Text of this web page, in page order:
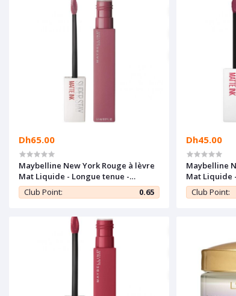
Dh65.00
Maybelline New York Rouge à lèvre
Mat Liquide - Longue tenue -
Superstay Matte Ink PINKS - 15
LOVER - 5 ml
Club Point: 0.65
Dh45.00
Maybelline
Mat Liquide
Superstay
Club Point: